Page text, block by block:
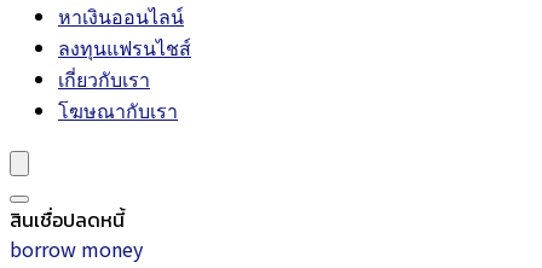
หาเงินออนไลน์
ลงทุนแฟรนไชส์
เกี่ยวกับเรา
โฆษณากับเรา
สินเชื่อปลดหนี้
borrow money